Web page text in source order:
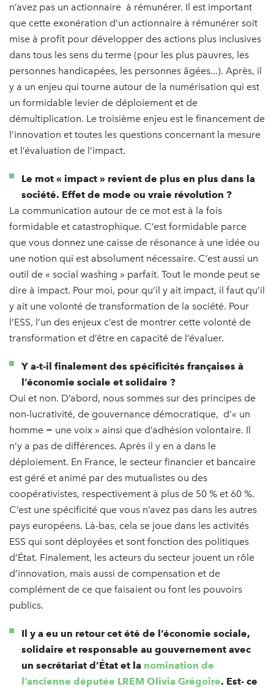
n’avez pas un actionnaire à rémunérer. Il est important
que cette exonération d’un actionnaire à rémunérer soit
mise à profit pour développer des actions plus inclusives
dans tous les sens du terme (pour les plus pauvres, les
personnes handicapées, les personnes âgées...). Après, il
y a un enjeu qui tourne autour de la numérisation qui est
un formidable levier de déploiement et de
démultiplication. Le troisième enjeu est le financement de
l’innovation et toutes les questions concernant la mesure
et l’évaluation de l’impact.
Le mot « impact » revient de plus en plus dans la
société. Effet de mode ou vraie révolution ?
La communication autour de ce mot est à la fois
formidable et catastrophique. C’est formidable parce
que vous donnez une caisse de résonance à une idée ou
une notion qui est absolument nécessaire. C’est aussi un
outil de « social washing » parfait. Tout le monde peut se
dire à impact. Pour moi, pour qu’il y ait impact, il faut qu’il
y ait une volonté de transformation de la société. Pour
l’ESS, l’un des enjeux c’est de montrer cette volonté de
transformation et d’être en capacité de l’évaluer.
Y a-t-il finalement des spécificités françaises à
l’économie sociale et solidaire ?
Oui et non. D’abord, nous sommes sur des principes de
non-lucrativité, de gouvernance démocratique, d’« un
homme = une voix » ainsi que d’adhésion volontaire. Il
n’y a pas de différences. Après il y en a dans le
déploiement. En France, le secteur financier et bancaire
est géré et animé par des mutualistes ou des
coopérativistes, respectivement à plus de 50 % et 60 %.
C’est une spécificité que vous n’avez pas dans les autres
pays européens. Là-bas, cela se joue dans les activités
ESS qui sont déployées et sont fonction des politiques
d’État. Finalement, les acteurs du secteur jouent un rôle
d’innovation, mais aussi de compensation et de
complément de ce que faisaient ou font les pouvoirs
publics.
Il y a eu un retour cet été de l’économie sociale,
solidaire et responsable au gouvernement avec
un secrétariat d’État et la nomination de
l’ancienne députée LREM Olivia Grégoire. Est- ce